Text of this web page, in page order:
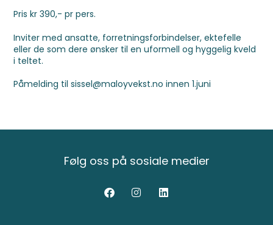
Pris kr 390,- pr pers.
Inviter med ansatte, forretningsforbindelser, ektefelle
eller de som dere ønsker til en uformell og hyggelig kveld
i teltet.
Påmelding tilsissel@maloyvekst.no innen 1.juni
Følg oss på sosiale medier